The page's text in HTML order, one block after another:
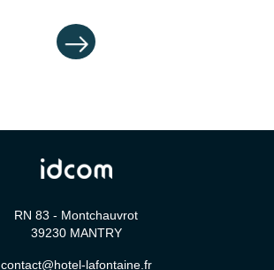
RN 83 - Montchauvrot
39230 MANTRY
contact@hotel-lafontaine.fr